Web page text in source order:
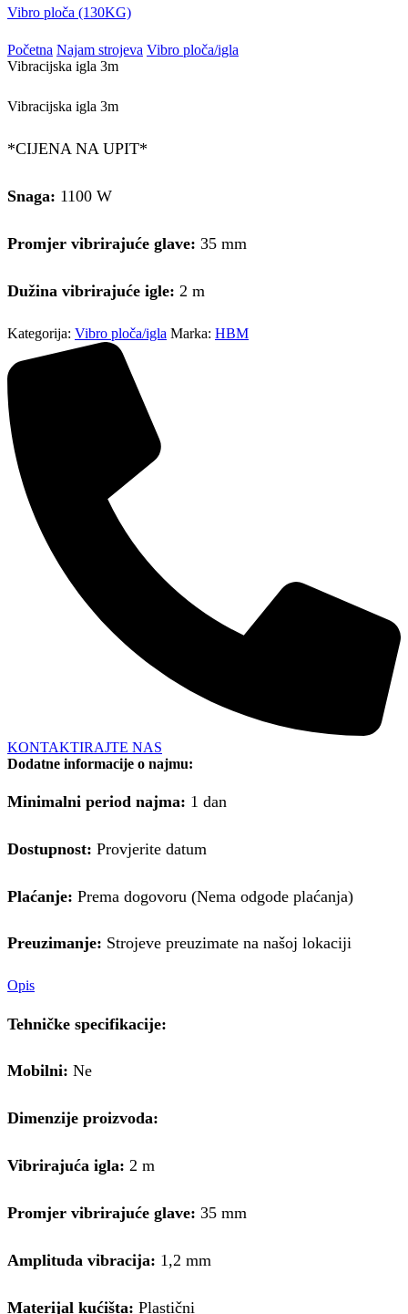
Vibro ploča (130KG)
Početna Najam strojeva Vibro ploča/igla
Vibracijska igla 3m
Vibracijska igla 3m
*CIJENA NA UPIT*
Snaga: 1100 W
Promjer vibrirajuće glave: 35 mm
Dužina vibrirajuće igle: 2 m
Kategorija: Vibro ploča/igla Marka: HBM
KONTAKTIRAJTE NAS
Dodatne informacije o najmu:
Minimalni period najma: 1 dan
Dostupnost: Provjerite datum
Plaćanje: Prema dogovoru (Nema odgode plaćanja)
Preuzimanje: Strojeve preuzimate na našoj lokaciji
Facebook
Instagram
Opis
Tehničke specifikacije:
Mobilni: Ne
Dimenzije proizvoda:
Vibrirajuća igla: 2 m
Promjer vibrirajuće glave: 35 mm
Amplituda vibracija: 1,2 mm
Materijal kućišta: Plastični